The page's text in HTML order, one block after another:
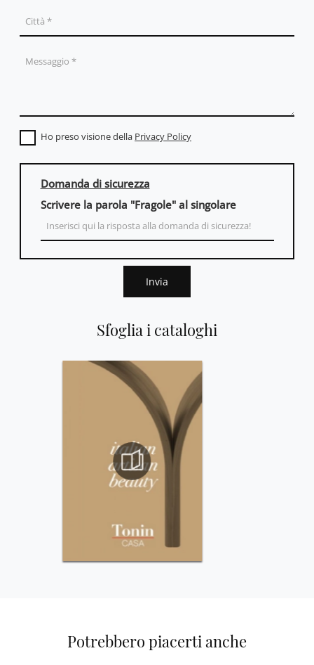
Sfoglia i cataloghi
Ho preso visione della Privacy Policy
Domanda di sicurezza
Scrivere la parola "Fragole" al singolare
Invia
Potrebbero piacerti anche